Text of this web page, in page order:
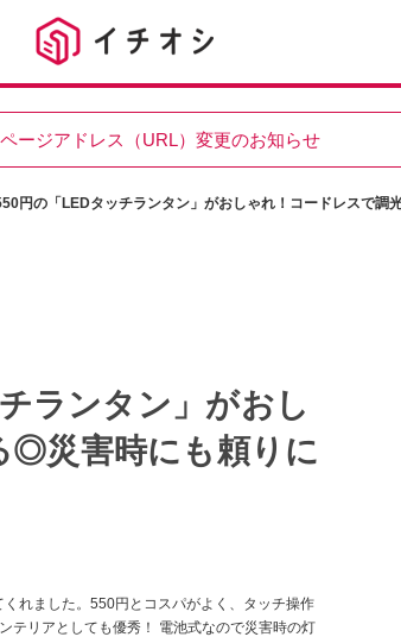
ージアドレス（URL）変更のお知らせ
円の「LEDタッチランタン」がおしゃれ！コードレスで調
ランタン」がおし
◎災害時にも頼りに
れました。550円とコスパがよく、タッチ操作
テリアとしても優秀！ 電池式なので災害時の灯